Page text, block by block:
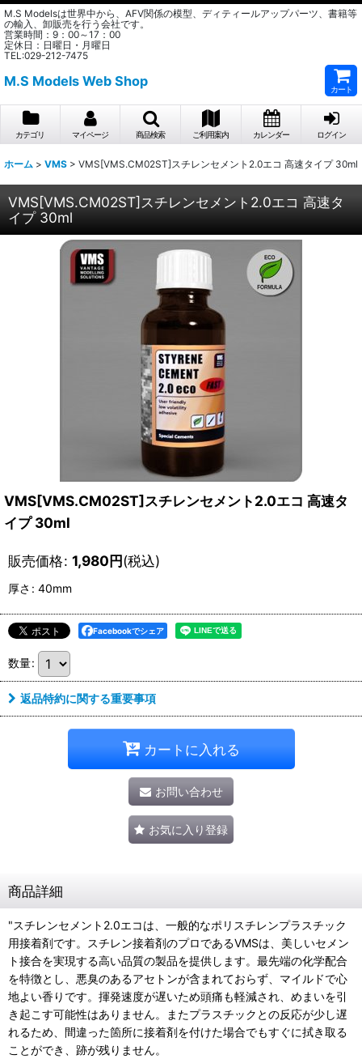
M.S Modelsは世界中から、AFV関係の模型、ディティールアップパーツ、書籍等
の輸入、卸販売を行う会社です。
営業時間：9：00～17：00
定休日：日曜日・月曜日
TEL:029-212-7475
M.S Models Web Shop
カート
カテゴリ マイページ 商品検索 ご利用案内 カレンダー ログイン
ホーム > VMS > VMS[VMS.CM02ST]スチレンセメント2.0エコ 高速タイプ 30ml
VMS[VMS.CM02ST]スチレンセメント2.0エコ 高速タ
イプ 30ml
VMS[VMS.CM02ST]スチレンセメント2.0エコ 高速タ
イプ 30ml
販売価格: 1,980円(税込)
厚さ : 40mm
Facebookでシェア
数量:
返品特約に関する重要事項
カートに入れる
お問い合わせ
お気に入り登録
商品詳細
"スチレンセメント2.0エコは、一般的なポリスチレンプラスチック
用接着剤です。スチレン接着剤のプロであるVMSは、美しいセメン
ト接合を実現する高い品質の製品を提供します。最先端の化学配合
を特徴とし、悪臭のあるアセトンが含まれておらず、マイルドで心
地よい香りです。揮発速度が遅いため頭痛も軽減され、めまいを引
き起こす可能性はありません。またプラスチックとの反応が少し遅
れるため、間違った箇所に接着剤を付けた場合でもすぐに拭き取る
ことができ、跡が残りません。